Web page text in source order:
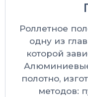
Роллетное
одну из
которой
полотно,
методов: